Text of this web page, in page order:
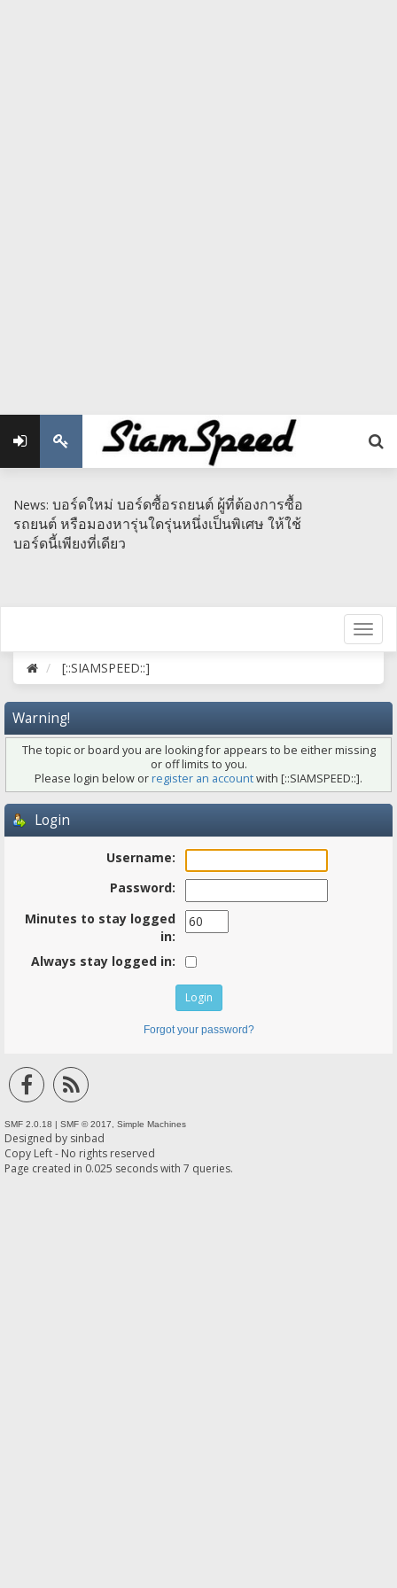
News: บอร์ดใหม่ บอร์ดซื้อรถยนต์ ผู้ที่ต้องการซื้อ
รถยนต์ หรือมองหารุ่นใดรุ่นหนึ่งเป็นพิเศษ​ ให้ใช้
บอร์ดนี้เพียงที่เดียว
[::SIAMSPEED::]
Warning!
The topic or board you are looking for appears to be either missing
or off limits to you.
Please login below orregister an accountwith [::SIAMSPEED::].
Login
Username:
Password:
Minutes to stay logged
in:
Always stay logged in:
Forgot your password?
SMF 2.0.18 | SMF © 2017 Simple Machines
Designed by sinbad
Copy Left - No rights reserved
Page created in 0.025 seconds with 7 queries.